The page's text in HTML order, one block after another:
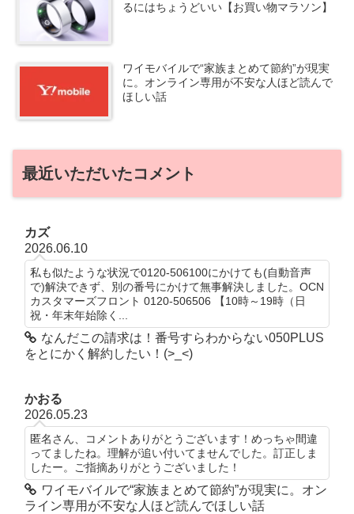
るにはちょうどいい【お買い物マラソン】
ワイモバイルで“家族まとめて節約”が現実
に。オンライン専用が不安な人ほど読んで
ほしい話
最近いただいたコメント
カズ
2026.06.10
私も似たような状況で0120-506100にかけても(自動音声
で)解決できず、別の番号にかけて無事解決しました。OCN
カスタマーズフロント 0120-506506 【10時～19時（日
祝・年末年始除く...
なんだこの請求は！番号すらわからない050PLUS
をとにかく解約したい！(>_<)
かおる
2026.05.23
匿名さん、コメントありがとうございます！めっちゃ間違
ってましたね。理解が追い付いてませんでした。訂正しま
したー。ご指摘ありがとうございました！
ワイモバイルで“家族まとめて節約”が現実に。オン
ライン専用が不安な人ほど読んでほしい話